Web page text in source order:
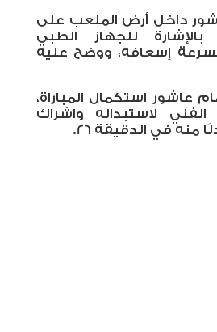
داخل أرض الملعب على
للجهاز الطبي
إسعافه، ووضح عليه
عاشور استكمال المباراة،
لاستبداله واشراك
في الدقيقة 26.